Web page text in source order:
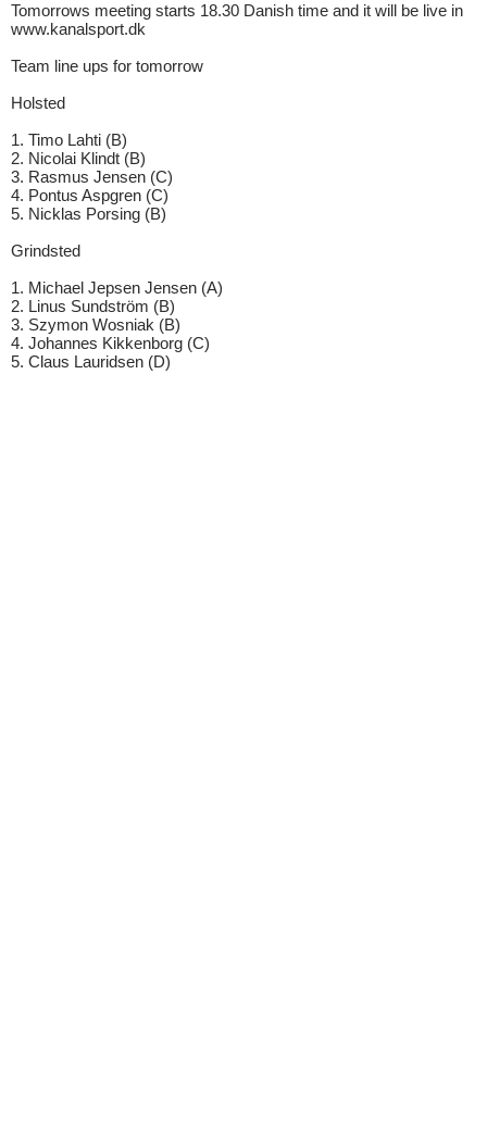
Tomorrows meeting starts 18.30 Danish time and it will be live in
www.kanalsport.dk
Team line ups for tomorrow
Holsted
1. Timo Lahti (B)
2. Nicolai Klindt (B)
3. Rasmus Jensen (C)
4. Pontus Aspgren (C)
5. Nicklas Porsing (B)
Grindsted
1. Michael Jepsen Jensen (A)
2. Linus Sundström (B)
3. Szymon Wosniak (B)
4. Johannes Kikkenborg (C)
5. Claus Lauridsen (D)